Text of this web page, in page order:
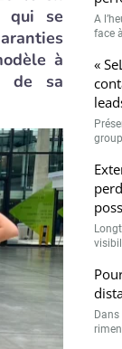
qui se
à
de sa
A
face
«